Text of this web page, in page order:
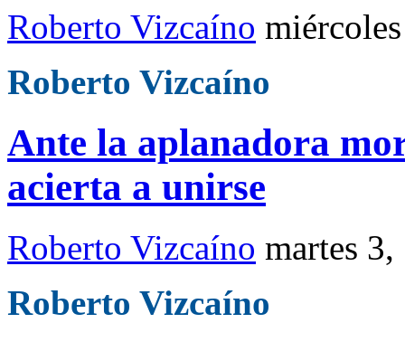
Roberto Vizcaíno
Roberto Vizcaíno
Ante la aplanadora
acierta a unirse
Roberto Vizcaíno martes
Roberto Vizcaíno